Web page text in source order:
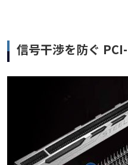
信号干渉を防ぐ